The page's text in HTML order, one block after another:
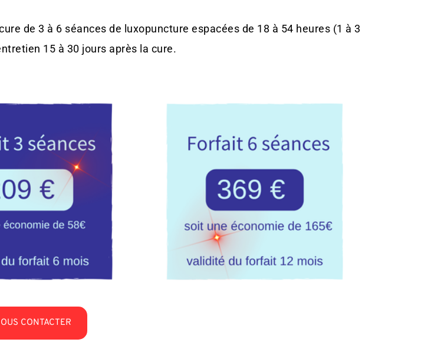
de 3 à 6 séances de luxopuncture espacées de 18 à 54 heures (1 à 3
15 à 30 jours après la cure.
CONTACTER